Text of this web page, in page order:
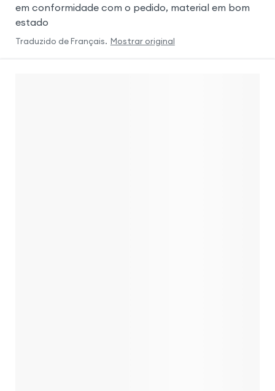
em conformidade com o pedido, material em bom
estado
Traduzido deFrançais. Mostrar original